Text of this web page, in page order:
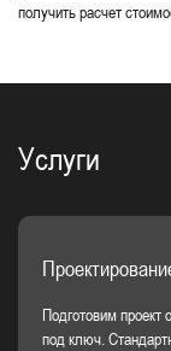
получить расчет
Услуги
Подготовим
под ключ.